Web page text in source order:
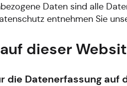
Daten sind alle
entnehmen Sie
dieser
die Datenerfassung auf